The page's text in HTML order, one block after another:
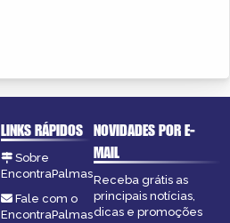
LINKS RÁPIDOS
Sobre
EncontraPalmas
Fale com o
EncontraPalmas
NOVIDADES POR E-
MAIL
Receba grátis as
principais notícias,
dicas e promoções